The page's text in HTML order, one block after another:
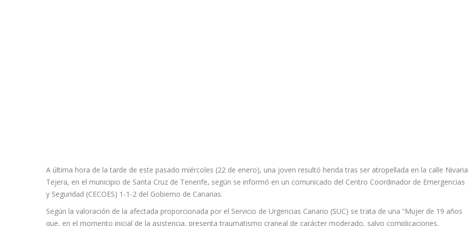
A última hora de la tarde de este pasado miércoles (22 de enero), una joven resultó herida tras ser atropellada en la calle Nivaria
Tejera, en el municipio de Santa Cruz de Tenerife, según se informó en un comunicado del Centro Coordinador de Emergencias
y Seguridad (CECOES) 1-1-2 del Gobierno de Canarias.
Según la valoración de la afectada proporcionada por el Servicio de Urgencias Canario (SUC) se trata de una “Mujer de 19 años
que, en el momento inicial de la asistencia, presenta traumatismo craneal de carácter moderado, salvo complicaciones,